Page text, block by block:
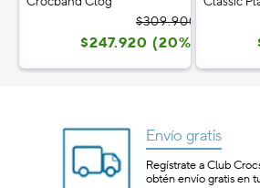
$309.900
oferta
$247.920 (20%)
Envío gratis
Regístrate a Club
obtén envío gratis en